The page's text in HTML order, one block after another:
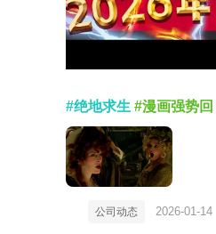
#绝地求生 #漫画强势回
公司动态 2026-01-14